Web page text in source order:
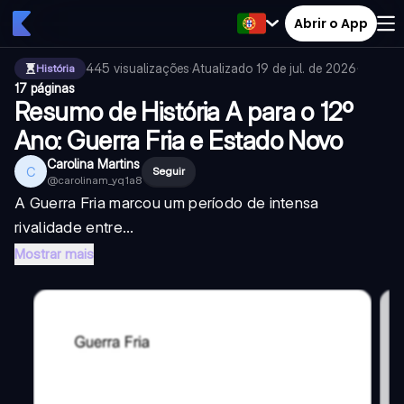
Abrir o App
História 445 visualizações·Atualizado 19 de jul. de 2026·
17 páginas
Resumo de História A para o 12º
Ano: Guerra Fria e Estado Novo
C Carolina Martins
@carolinam_yq1a8
Seguir
A Guerra Fria marcou um período de intensa
rivalidade entre...
Mostrar mais